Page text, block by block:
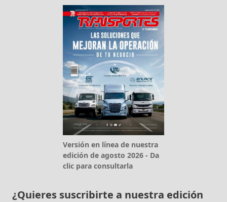
Versión en línea de nuestra
edición de agosto 2026 - Da
clic para consultarla
¿Quieres suscribirte a nuestra edición